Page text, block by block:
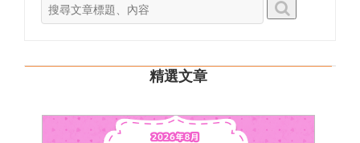
精選文章